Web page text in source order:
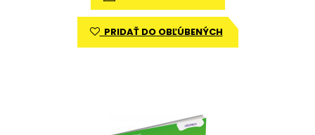
PRIDAŤ DO OBĽÚBENÝCH